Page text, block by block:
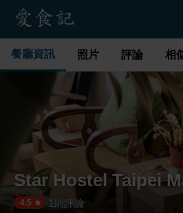
餐廳資訊 照片 評論 相
Star Hostel Taipei
4.5 1 則評論